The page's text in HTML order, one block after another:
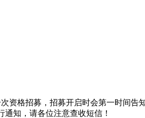
资格招募，招募开启时会第一时间告知
知，请各位注意查收短信！